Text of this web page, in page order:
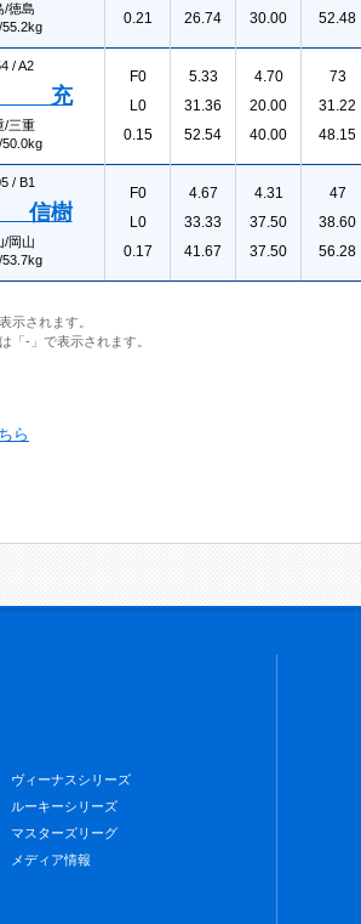
/徳島
55.2kg
0.21
26.74
30.00
52.48
/A2
充
/三重
50.0kg
F0
L0
0.15
5.33
31.36
52.54
4.70
20.00
40.00
73
31.22
48.15
/ B1
信樹
/岡山
53.7kg
F0
L0
0.17
4.67
33.33
41.67
4.31
37.50
37.50
47
38.60
56.28
示されます。
「-」で表示されます。
ら
ヴィーナスシリーズ
ルーキーシリーズ
マスターズリーグ
メディア情報